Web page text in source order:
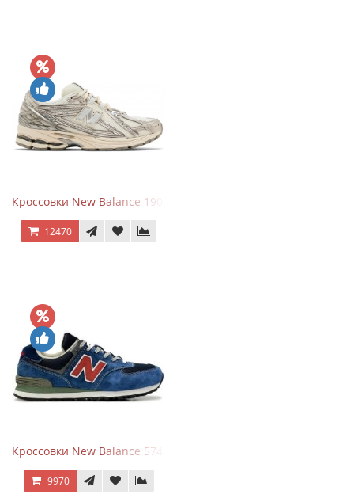
Кроссовки New Balance 1906R Arid Stone
12470
Кроссовки New Balance 574 Blue Black Red синий с красным
9970